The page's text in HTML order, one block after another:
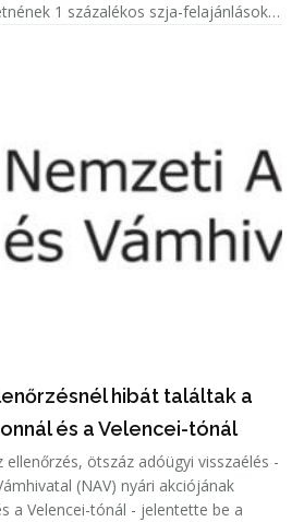
1 százalékos szja-felajánlásokat
hibát találtak a
és a Velencei-tónál
ötszáz adóügyi visszaélés -
(NAV) nyári akciójának
a Velencei-tónál - jelentette be a